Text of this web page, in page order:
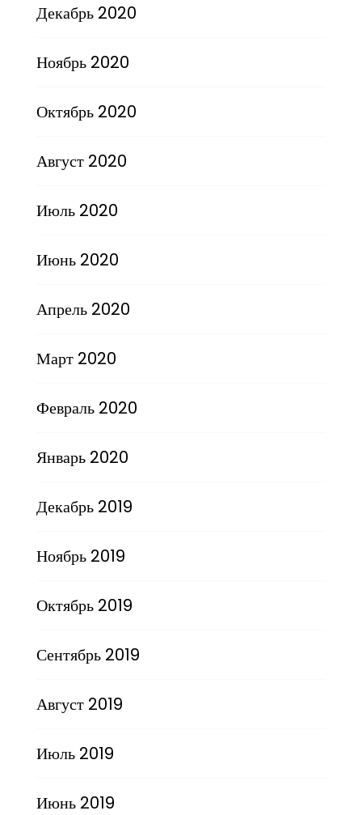
Декабрь 2020
Ноябрь 2020
Октябрь 2020
Август 2020
Июль 2020
Июнь 2020
Апрель 2020
Март 2020
Февраль 2020
Январь 2020
Декабрь 2019
Ноябрь 2019
Октябрь 2019
Сентябрь 2019
Август 2019
Июль 2019
Июнь 2019